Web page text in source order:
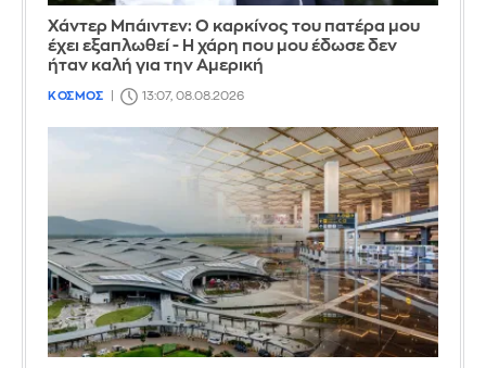
Χάντερ Μπάιντεν: Ο καρκίνος του πατέρα μου
έχει εξαπλωθεί - Η χάρη που μου έδωσε δεν
ήταν καλή για την Αμερική
ΚΟΣΜΟΣ 13:07, 08.08.2026